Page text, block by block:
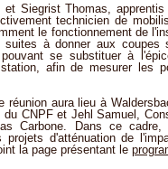
Siegrist Thomas,
technicien de
le fonctionnement de
à donner aux coupes
se substituer à
afin de mesurer les
réunion aura lieu à
CNPF et Jehl Samuel,
Carbone. Dans ce cadre,
d'atténuation de
la page présentant le